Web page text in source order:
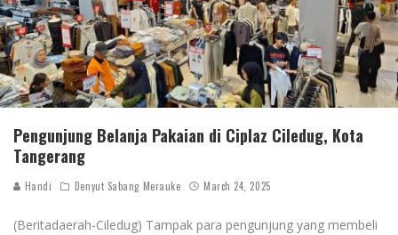
Pengunjung Belanja Pakaian di Ciplaz Ciledug, Kota
Tangerang
Handi Denyut Sabang Merauke March 24, 2025
(Beritadaerah-Ciledug) Tampak para pengunjung yang membeli